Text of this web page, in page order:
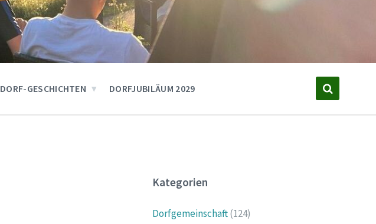
DORF-GESCHICHTEN DORFJUBILÄUM 2029
Kategorien
Dorfgemeinschaft(124)